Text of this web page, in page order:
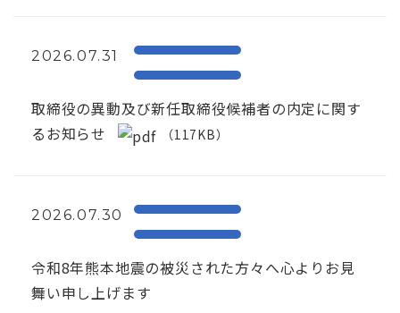
2026.07.31
取締役の異動及び新任取締役候補者の内定に関す
るお知らせ
（117KB）
2026.07.30
令和8年熊本地震の被災された方々へ心よりお見
舞い申し上げます